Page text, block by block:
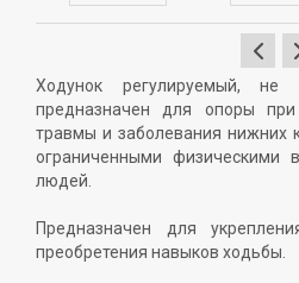
Ходунок регулируемый, не
предназначен для опоры
травмы и заболевания нижних
ограниченными физическими
людей.
Предназначен для
преобретения навыков ходьбы.